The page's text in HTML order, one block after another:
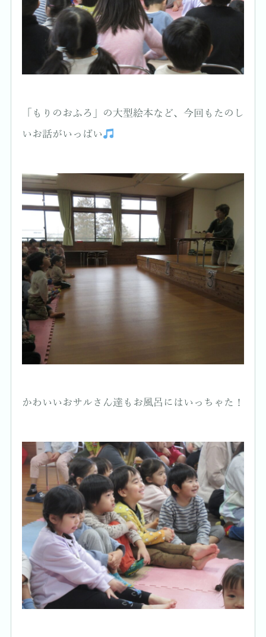
「もりのおふろ」の大型絵本など、今回もたのし
いお話がいっぱい
かわいいおサルさん達もお風呂にはいっちゃた！